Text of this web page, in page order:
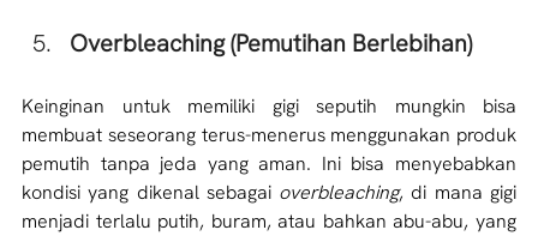
Overbleaching (Pemutihan Berlebihan)
Keinginan untuk memiliki gigi seputih mungkin bisa
membuat seseorang terus-menerus menggunakan produk
pemutih tanpa jeda yang aman. Ini bisa menyebabkan
kondisi yang dikenal sebagai overbleaching, di mana gigi
menjadi terlalu putih, buram, atau bahkan abu-abu, yang